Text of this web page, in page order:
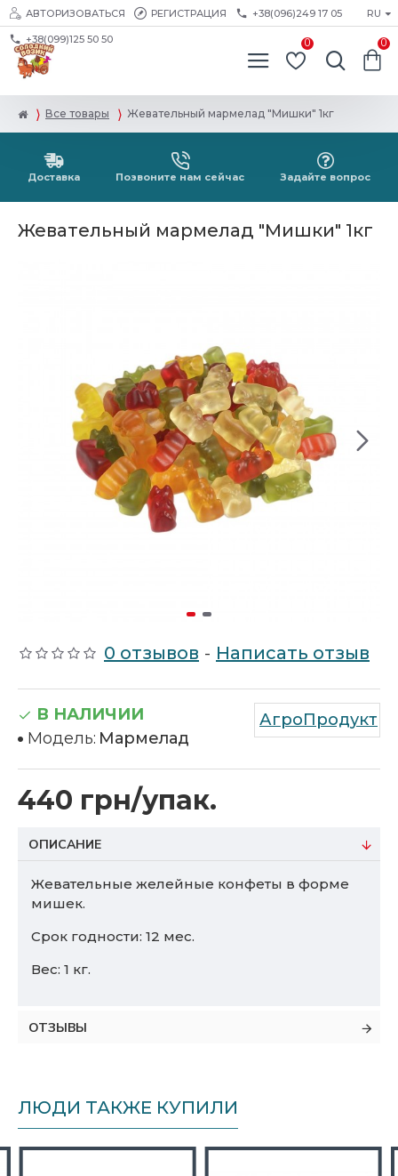
АВТОРИЗОВАТЬСЯ РЕГИСТРАЦИЯ +38(096)249 17 05
+38(099)125 50 50
RU
0 0
Все товары Жевательный мармелад "Мишки" 1кг
Доставка Позвоните нам сейчас Задайте вопрос
Жевательный мармелад "Мишки" 1кг
0 отзывов - Написать отзыв
440 грн/упак.
В НАЛИЧИИ
Модель: Мармелад
АгроПродукт
ОПИСАНИЕ
Жевательные желейные конфеты в форме
мишек.
Срок годности: 12 мес.
Вес: 1 кг.
ОТЗЫВЫ
ЛЮДИ ТАКЖЕ КУПИЛИ